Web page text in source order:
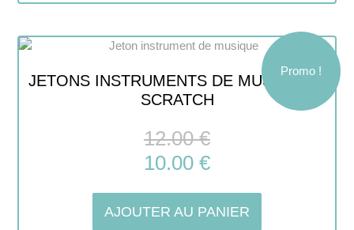
Promo !
JETONS INSTRUMENTS DE MUSIQUE À
SCRATCH
12.00€
10.00 €
AJOUTER AU PANIER